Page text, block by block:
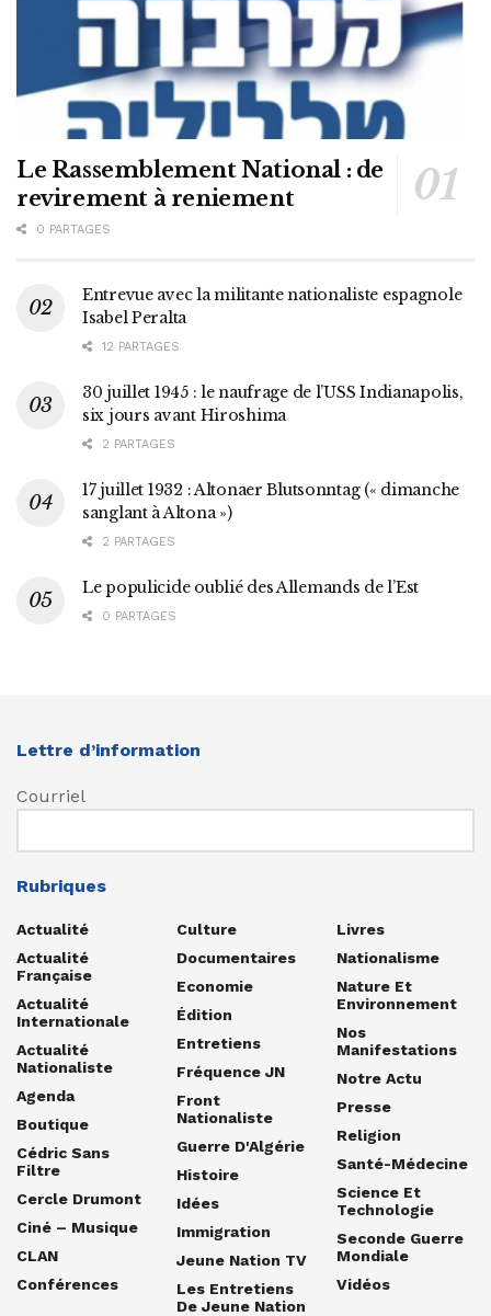
Le Rassemblement National : de
revirement à reniement
0 PARTAGES
Entrevue avec la militante nationaliste espagnole
Isabel Peralta
12 PARTAGES
30 juillet 1945 : le naufrage de l’USS Indianapolis,
six jours avant Hiroshima
2 PARTAGES
17 juillet 1932 : Altonaer Blutsonntag (« dimanche
sanglant à Altona »)
2 PARTAGES
Le populicide oublié des Allemands de l’Est
0 PARTAGES
Lettre d’information
Courriel
Rubriques
Actualité
Actualité
Française
Actualité
Internationale
Actualité
Nationaliste
Agenda
Boutique
Cédric Sans
Filtre
Cercle Drumont
Ciné – Musique
CLAN
Conférences
Culture
Documentaires
Economie
Édition
Entretiens
Fréquence JN
Front
Nationaliste
Guerre D'Algérie
Histoire
Idées
Immigration
Jeune Nation TV
Les Entretiens
De Jeune Nation
Livres
Nationalisme
Nature Et
Environnement
Nos
Manifestations
Notre Actu
Presse
Religion
Santé-Médecine
Science Et
Technologie
Seconde Guerre
Mondiale
Vidéos